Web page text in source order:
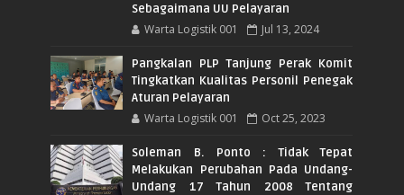
Sebagaimana UU Pelayaran
Warta Logistik 001 Jul 13, 2024
Pangkalan PLP Tanjung Perak Komit
Tingkatkan Kualitas Personil Penegak
Aturan Pelayaran
Warta Logistik 001 Oct 25, 2023
Soleman B. Ponto : Tidak Tepat
Melakukan Perubahan Pada Undang-
Undang 17 Tahun 2008 Tentang